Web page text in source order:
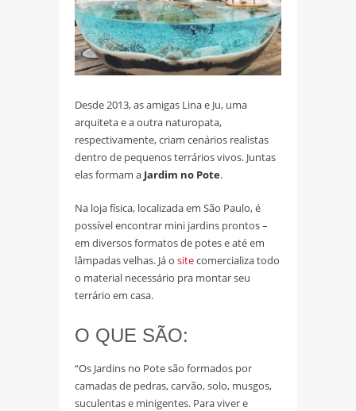
Desde 2013, as amigas Lina e Ju, uma
arquiteta e a outra naturopata,
respectivamente, criam cenários realistas
dentro de pequenos terrários vivos. Juntas
elas formam a Jardim no Pote.
Na loja física, localizada em São Paulo, é
possível encontrar mini jardins prontos –
em diversos formatos de potes e até em
lâmpadas velhas. Já o sitecomercializa todo
o material necessário pra montar seu
terrário em casa.
O QUE SÃO:
“Os Jardins no Pote são formados por
camadas de pedras, carvão, solo, musgos,
suculentas e minigentes. Para viver e